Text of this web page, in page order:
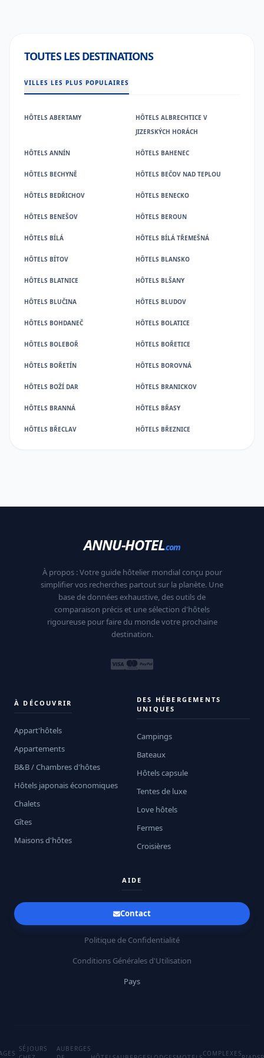
TOUTES LES DESTINATIONS
VILLES LES PLUS POPULAIRES
HÔTELS ABERTAMY
HÔTELS ALBRECHTICE V
JIZERSKÝCH HORÁCH
HÔTELS ANNÍN HÔTELS BAHENEC
HÔTELS BECHYNĚ HÔTELS BEČOV NAD TEPLOU
HÔTELS BEDŘICHOV HÔTELS BENECKO
HÔTELS BENEŠOV HÔTELS BEROUN
HÔTELS BÍLÁ HÔTELS BÍLÁ TŘEMEŠNÁ
HÔTELS BÍTOV HÔTELS BLANSKO
HÔTELS BLATNICE HÔTELS BLŠANY
HÔTELS BLUČINA HÔTELS BLUDOV
HÔTELS BOHDANEČ HÔTELS BOLATICE
HÔTELS BOLEBOŘ HÔTELS BOŘETICE
HÔTELS BOŘETÍN HÔTELS BOROVNÁ
HÔTELS BOŽÍ DAR HÔTELS BRANICKOV
HÔTELS BRANNÁ HÔTELS BŘASY
HÔTELS BŘECLAV HÔTELS BŘEZNICE
ANNU-HOTEL.com
À propos : Votre guide hôtelier mondial conçu pour
simplifier vos recherches partout sur la planète. Une
base de données exhaustive, des outils de
comparaison précis et une sélection d'hôtels
rigoureuse pour faire du monde votre prochaine
destination.
À DÉCOUVRIR
Appart'hôtels
Appartements
B&B / Chambres d'hôtes
Hôtels japonais économiques
Chalets
Gîtes
Maisons d'hôtes
DES HÉBERGEMENTS
UNIQUES
Campings
Bateaux
Hôtels capsule
Tentes de luxe
Love hôtels
Fermes
Croisières
AIDE
Contact
Politique de Confidentialité
Conditions Générales d'Utilisation
Pays
SÉJOURS
AUBERGES
COMPLEXES